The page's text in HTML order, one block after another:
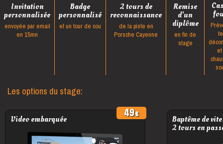
Invitation
personnalisée
envoyée par email
en 15mn
Badge
personnalisé
et un tour de cou
2 tours de
reconnaissance
de la piste en
Porsche Cayenne
Remise
d'un
diplôme
en fin de
stage
Les options du stage:
Video embarquée
49
Baptême de
2 tours en